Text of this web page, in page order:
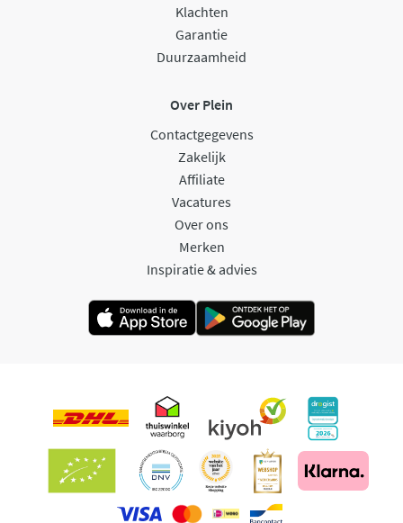
Klachten
Garantie
Duurzaamheid
Over Plein
Contactgegevens
Zakelijk
Affiliate
Vacatures
Over ons
Merken
Inspiratie & advies